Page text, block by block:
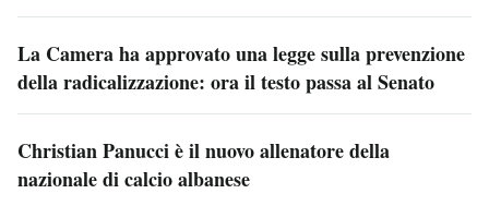
La Camera ha approvato una legge sulla prevenzione
della radicalizzazione: ora il testo passa al Senato
Christian Panucci è il nuovo allenatore della
nazionale di calcio albanese